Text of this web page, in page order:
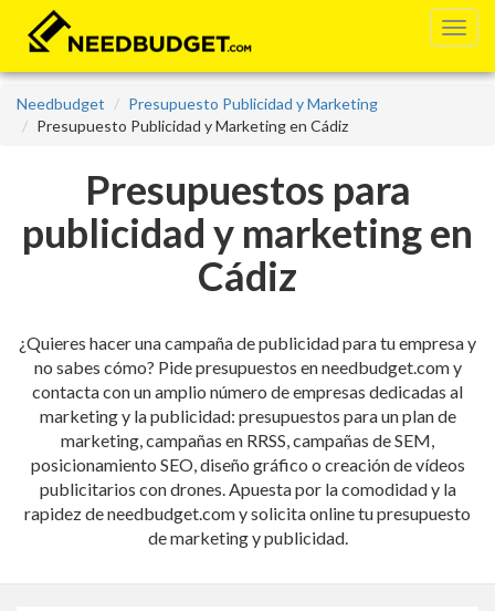
Needbudget
Presupuesto Publicidad y Marketing
Presupuesto Publicidad y Marketing en Cádiz
Presupuestos para
publicidad y marketing en
Cádiz
¿Quieres hacer una campaña de publicidad para tu empresa y
no sabes cómo? Pide presupuestos en needbudget.com y
contacta con un amplio número de empresas dedicadas al
marketing y la publicidad: presupuestos para un plan de
marketing, campañas en RRSS, campañas de SEM,
posicionamiento SEO, diseño gráfico o creación de vídeos
publicitarios con drones. Apuesta por la comodidad y la
rapidez de needbudget.com y solicita online tu presupuesto
de marketing y publicidad.